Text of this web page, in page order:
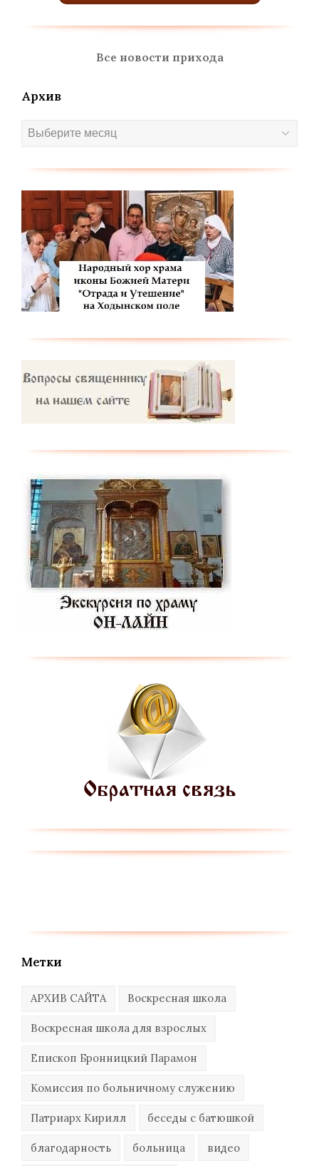
Все новости прихода
Архив
Архив
Метки
АРХИВ САЙТА Воскресная школа
Воскресная школа для взрослых
Епископ Бронницкий Парамон
Комиссия по больничному служению
Патриарх Кирилл беседы с батюшкой
благодарность больница видео